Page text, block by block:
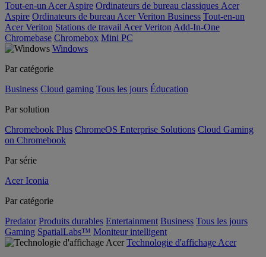
Tout-en-un Acer Aspire Ordinateurs de bureau classiques Acer
Aspire Ordinateurs de bureau Acer Veriton Business Tout-en-un
Acer Veriton Stations de travail Acer Veriton Add-In-One
Chromebase Chromebox Mini PC
Windows
Par catégorie
Business Cloud gaming Tous les jours Éducation
Par solution
Chromebook Plus ChromeOS Enterprise Solutions Cloud Gaming
on Chromebook
Par série
Acer Iconia
Par catégorie
Predator Produits durables Entertainment Business Tous les jours
Gaming SpatialLabs™ Moniteur intelligent
Technologie d'affichage Acer